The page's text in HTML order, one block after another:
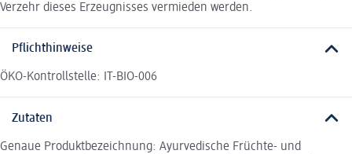
Verzehr dieses Erzeugnisses vermieden werden.
Pflichthinweise
ÖKO-Kontrollstelle: IT-BIO-006
Zutaten
Genaue Produktbezeichnung: Ayurvedische Früchte- und